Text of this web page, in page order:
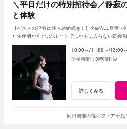
＼平日だけの特別招待会／静寂
と体験
【ゲストの記憶に残る結婚式を！】全館ALL見学×
た生産者から1つのルートでしか手に入らない筑後
10:00～ 11:00～ 13:00～
3時間程度
詳しくみる
同日開催の他のフェアを見